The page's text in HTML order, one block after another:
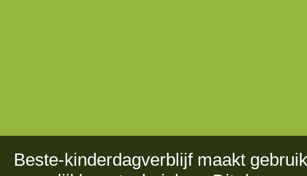
Beste-kinderdagverblijf maakt